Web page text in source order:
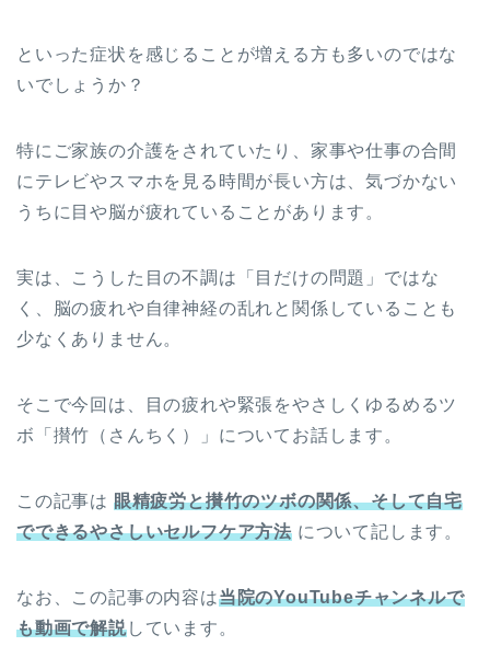
といった症状を感じることが増える方も多いのではな
いでしょうか？
特にご家族の介護をされていたり、家事や仕事の合間
にテレビやスマホを見る時間が長い方は、気づかない
うちに目や脳が疲れていることがあります。
実は、こうした目の不調は「目だけの問題」ではな
く、脳の疲れや自律神経の乱れと関係していることも
少なくありません。
そこで今回は、目の疲れや緊張をやさしくゆるめるツ
ボ「攅竹（さんちく）」についてお話します。
この記事は 眼精疲労と攅竹のツボの関係、そして自宅
でできるやさしいセルフケア方法 について記します。
なお、この記事の内容は当院のYouTubeチャンネルで
も動画で解説しています。